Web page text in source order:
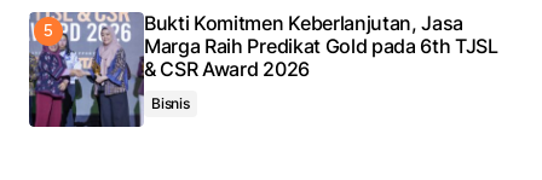
Bukti Komitmen Keberlanjutan, Jasa
Marga Raih Predikat Gold pada 6th TJSL
& CSR Award 2026
Bisnis